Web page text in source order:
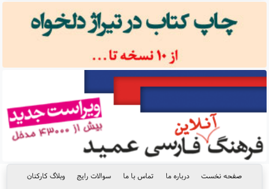
صفحه نخست درباره ما تماس با ما سوالات رایج
وبلاگ کارکنان